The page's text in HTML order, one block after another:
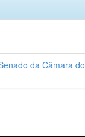
da Câmara do